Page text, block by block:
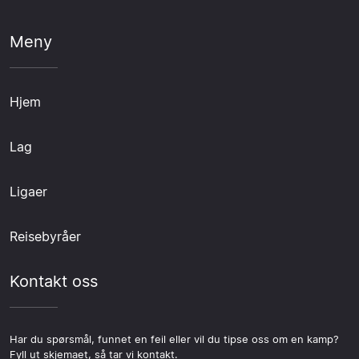
Meny
Hjem
Lag
Ligaer
Reisebyråer
Kontakt oss
Har du spørsmål, funnet en feil eller vil du tipse oss om en kamp?
Fyll ut skjemaet, så tar vi kontakt.